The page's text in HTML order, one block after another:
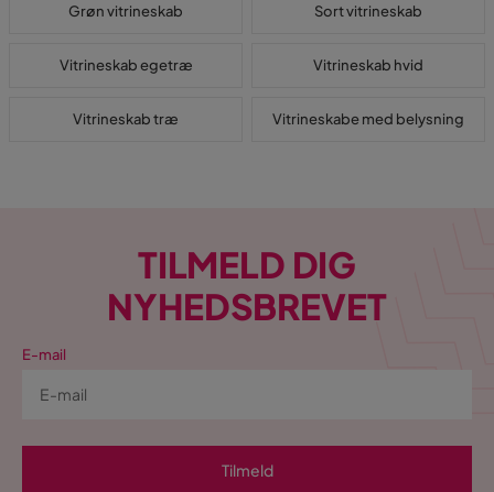
Grøn vitrineskab Sort vitrineskab
Vitrineskab egetræ Vitrineskab hvid
Vitrineskab træ Vitrineskabe med belysning
TILMELD DIG
NYHEDSBREVET
E-mail
Tilmeld